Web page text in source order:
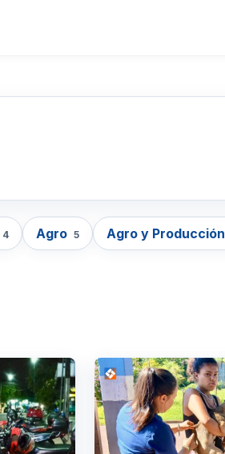
4 Agro 5 Agro y Producción